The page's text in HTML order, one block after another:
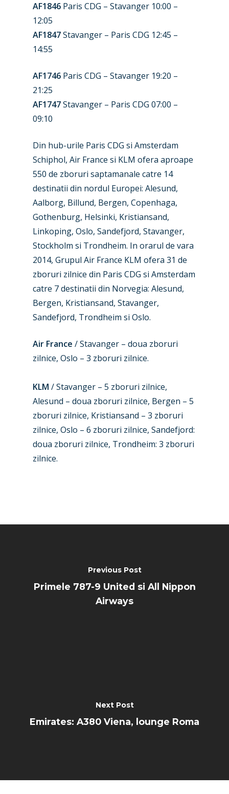
AF1846 Paris CDG – Stavanger 10:00 –
12:05
AF1847Stavanger – Paris CDG 12:45 –
14:55
AF1746 Paris CDG – Stavanger 19:20 –
21:25
AF1747Stavanger – Paris CDG 07:00 –
09:10
Din hub-urile Paris CDG si Amsterdam
Schiphol, Air France si KLM ofera aproape
550 de zboruri saptamanale catre 14
destinatii din nordul Europei: Alesund,
Aalborg, Billund, Bergen, Copenhaga,
Gothenburg, Helsinki, Kristiansand,
Linkoping, Oslo, Sandefjord, Stavanger,
Stockholm si Trondheim. In orarul de vara
2014, Grupul Air France KLM ofera 31 de
zboruri zilnice din Paris CDG si Amsterdam
catre 7 destinatii din Norvegia: Alesund,
Bergen, Kristiansand, Stavanger,
Sandefjord, Trondheim si Oslo.
Air France / Stavanger – doua zboruri
zilnice, Oslo – 3 zboruri zilnice.
KLM / Stavanger – 5 zboruri zilnice,
Alesund – doua zboruri zilnice, Bergen – 5
zboruri zilnice, Kristiansand – 3 zboruri
zilnice, Oslo – 6 zboruri zilnice, Sandefjord:
doua zboruri zilnice, Trondheim: 3 zboruri
zilnice.
Previous Post
Primele 787-9 United si All Nippon
Airways
Next Post
Emirates: A380 Viena, lounge Roma
Dubai 2025
Dubai 2019
Business Jets
Military
Marketplace